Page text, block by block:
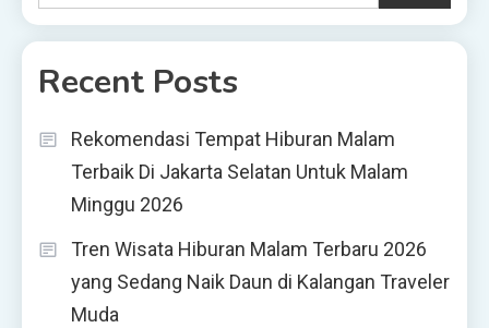
Recent Posts
Rekomendasi Tempat Hiburan Malam
Terbaik Di Jakarta Selatan Untuk Malam
Minggu 2026
Tren Wisata Hiburan Malam Terbaru 2026
yang Sedang Naik Daun di Kalangan Traveler
Muda